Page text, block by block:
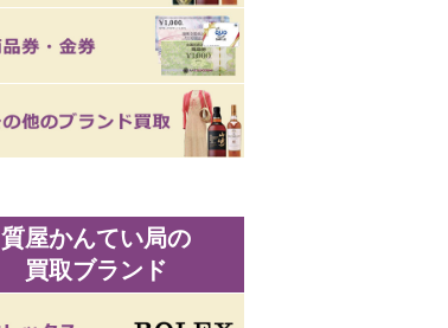
質屋かんてい局の
買取ブランド